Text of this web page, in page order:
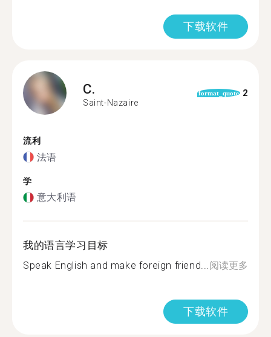
下载软件
C.
Saint-Nazaire
format_quote 2
流利
法语
学
意大利语
我的语言学习目标
Speak English and make foreign friend...阅读更多
下载软件